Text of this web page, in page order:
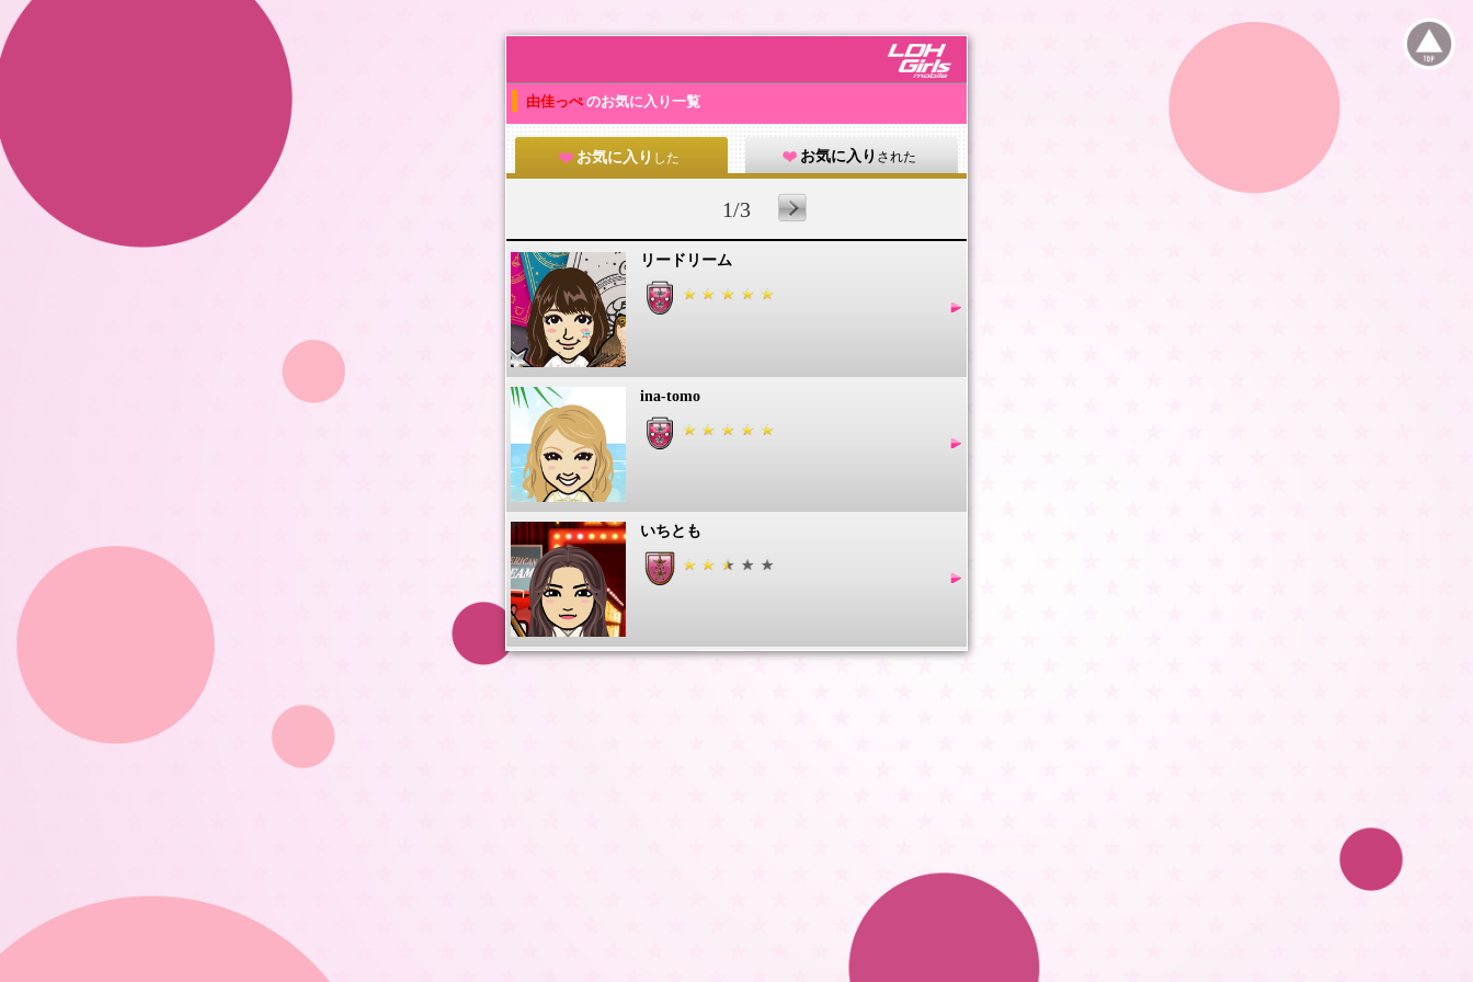
由佳っぺのお気に入り一覧
お気に入り した お気に入り された
1/3
リードリーム
ina-tomo
いちとも